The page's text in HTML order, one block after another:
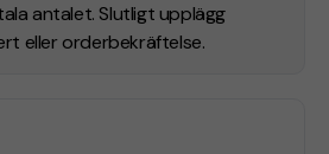
antalet. Slutligt upplägg
eller orderbekräftelse.